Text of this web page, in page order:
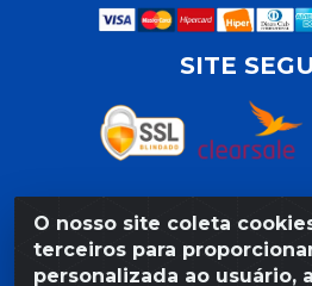
O nosso site coleta
terceiros para
personalizada ao usuário,
SITE
Razão Social: Armazém Coral
103 - São José - Recife/PE